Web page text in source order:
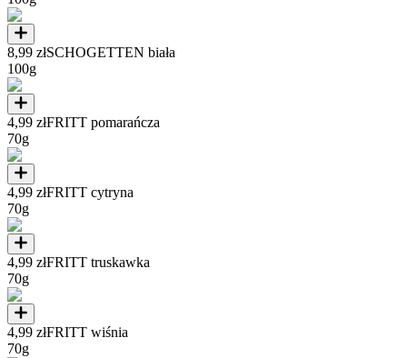
8,99 złSCHOGETTEN biała
100g
4,99 złFRITT pomarańcza
70g
4,99 złFRITT cytryna
70g
4,99 złFRITT truskawka
70g
4,99 złFRITT wiśnia
70g